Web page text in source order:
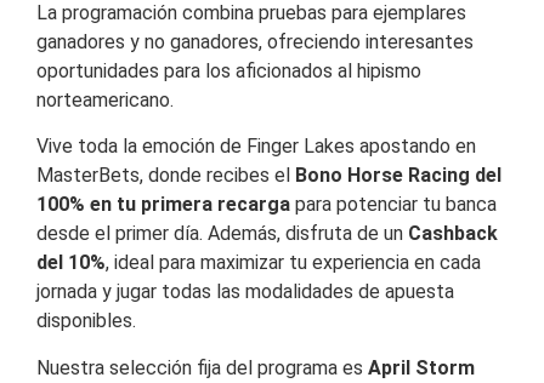
La programación combina pruebas para ejemplares
ganadores y no ganadores, ofreciendo interesantes
oportunidades para los aficionados al hipismo
norteamericano.
Vive toda la emoción de Finger Lakes apostando en
MasterBets, donde recibes el
Bono Horse Racing del
100% en tu primera recarga para potenciar tu banca
desde el primer día. Además, disfruta de un Cashback
del 10%, ideal para maximizar tu experiencia en cada
jornada y jugar todas las modalidades de apuesta
disponibles.
Nuestra selección fija del programa es April Storm